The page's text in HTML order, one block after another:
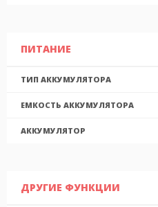
ПИТАНИЕ
ТИП АККУМУЛЯТОРА
ЕМКОСТЬ АККУМУЛЯТОРА
АККУМУЛЯТОР
ДРУГИЕ ФУНКЦИИ